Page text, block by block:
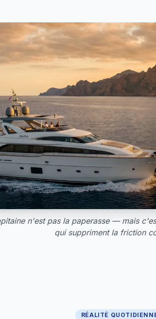
n'est pas la paperasse — mais
qui suppriment la friction
RÉALITÉ